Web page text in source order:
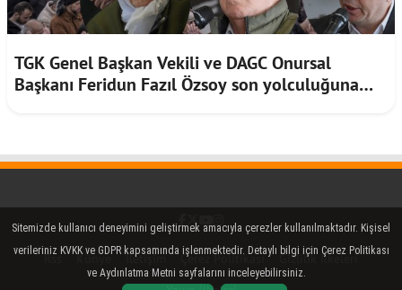
TGK Genel Başkan Vekili ve DAGC Onursal
Başkanı Feridun Fazıl Özsoy son yolculuğuna
Facebook
Twitter (X)
YouTube
Instagram
Rss Künye İletişim Çerez Politikası
Gizlilik İlkeleri
Sitemizde kullanıcı deneyimini geliştirmek amacıyla çerezler kullanılmaktadır. Kişisel
verileriniz KVKK ve GDPR kapsamında işlenmektedir. Detaylı bilgi için Çerez Politikası
ve Aydınlatma Metni sayfalarını inceleyebilirsiniz.